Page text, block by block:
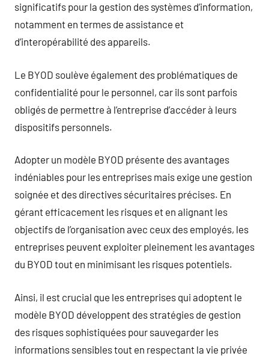
significatifs pour la gestion des systèmes d’information,
notamment en termes de assistance et
d’interopérabilité des appareils.
Le BYOD soulève également des problématiques de
confidentialité pour le personnel, car ils sont parfois
obligés de permettre à l’entreprise d’accéder à leurs
dispositifs personnels.
Adopter un modèle BYOD présente des avantages
indéniables pour les entreprises mais exige une gestion
soignée et des directives sécuritaires précises. En
gérant efficacement les risques et en alignant les
objectifs de l’organisation avec ceux des employés, les
entreprises peuvent exploiter pleinement les avantages
du BYOD tout en minimisant les risques potentiels.
Ainsi, il est crucial que les entreprises qui adoptent le
modèle BYOD développent des stratégies de gestion
des risques sophistiquées pour sauvegarder les
informations sensibles tout en respectant la vie privée